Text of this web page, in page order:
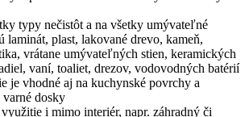
typy nečistôt a na všetky umývateľné
laminát, plast, lakované drevo, kameň,
vrátane umývateľných stien, keramických
vaní, toaliet, drezov, vodovodných batérií
je vhodné aj na kuchynské povrchy a
dosky
i mimo interiér, napr. záhradný či